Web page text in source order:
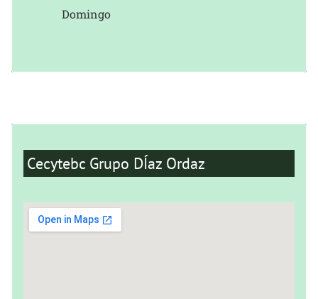
Domingo
Cecytebc Grupo DÍaz Ordaz